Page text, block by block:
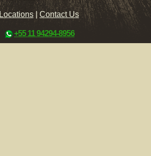
Locations|Contact Us
+55 11 94294-8956